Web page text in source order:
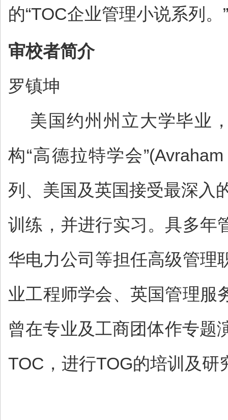
的“TOC企业管理小说系列。”
审校者简介
罗镇坤
美国约州州立大学毕业
构“高德拉特学会
列、美国及英国接受最深入
训练，并进行实习。具多年
华电力公司等担任高级管理
业工程师学会、英国管理服
曾在专业及工商团体作专题
TOC，进行TOG的培训及